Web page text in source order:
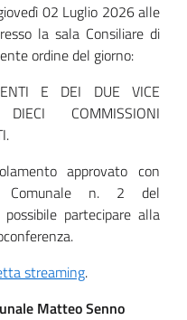
02 Luglio 2026 alle
la sala Consiliare di
ordine del giorno:
E DEI DUE VICE
COMMISSIONI
approvato con
Comunale n. 2 del
partecipare alla
streaming.
Matteo Senno